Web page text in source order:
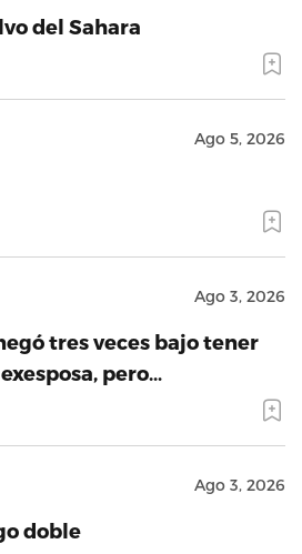
del Sahara
Ago 5, 2026
Ago 3, 2026
tres veces bajo tener
pero…
Ago 3, 2026
doble